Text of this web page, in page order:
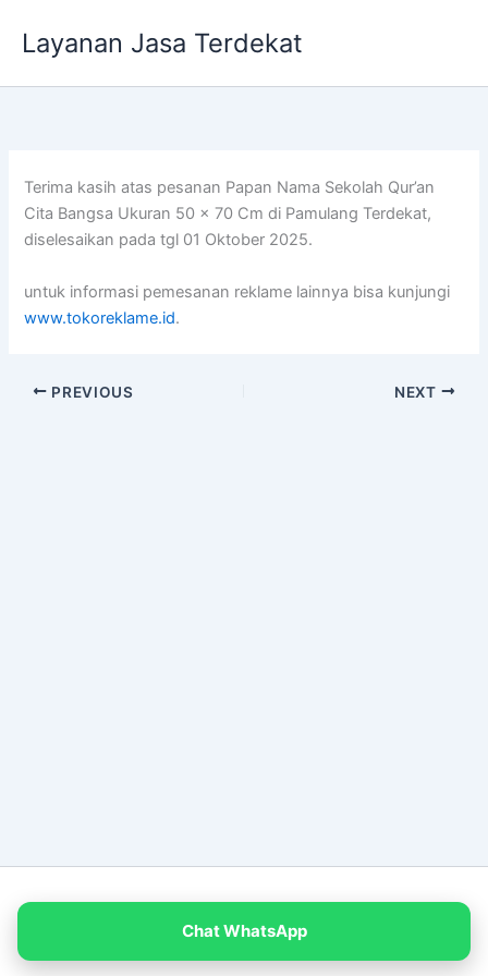
Layanan Jasa Terdekat
Terima kasih atas pesanan Papan Nama Sekolah Qur’an
Cita Bangsa Ukuran 50 x 70 Cm di Pamulang Terdekat,
diselesaikan pada tgl 01 Oktober 2025.
untuk informasi pemesanan reklame lainnya bisa kunjungi
www.tokoreklame.id.
PREVIOUS NEXT
Chat WhatsApp